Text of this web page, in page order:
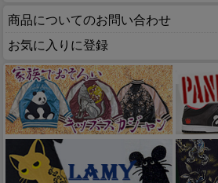
商品についてのお問い合わせ
お気に入りに登録